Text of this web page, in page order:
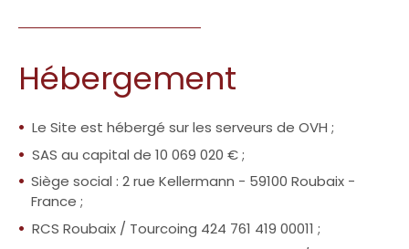
Hébergement
Le Site est hébergé sur les serveurs de OVH ;
SAS au capital de 10 069 020 € ;
Siège social : 2 rue Kellermann - 59100 Roubaix -
France ;
RCS Roubaix / Tourcoing 424 761 419 00011 ;